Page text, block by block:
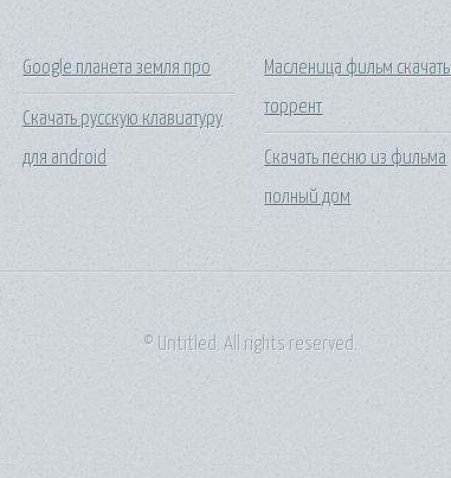
Google планета земля про
Скачать русскую клавиатуру
для android
Масленица фильм скачать
торрент
Скачать песню из фильма
полный дом
© Untitled. All rights reserved.